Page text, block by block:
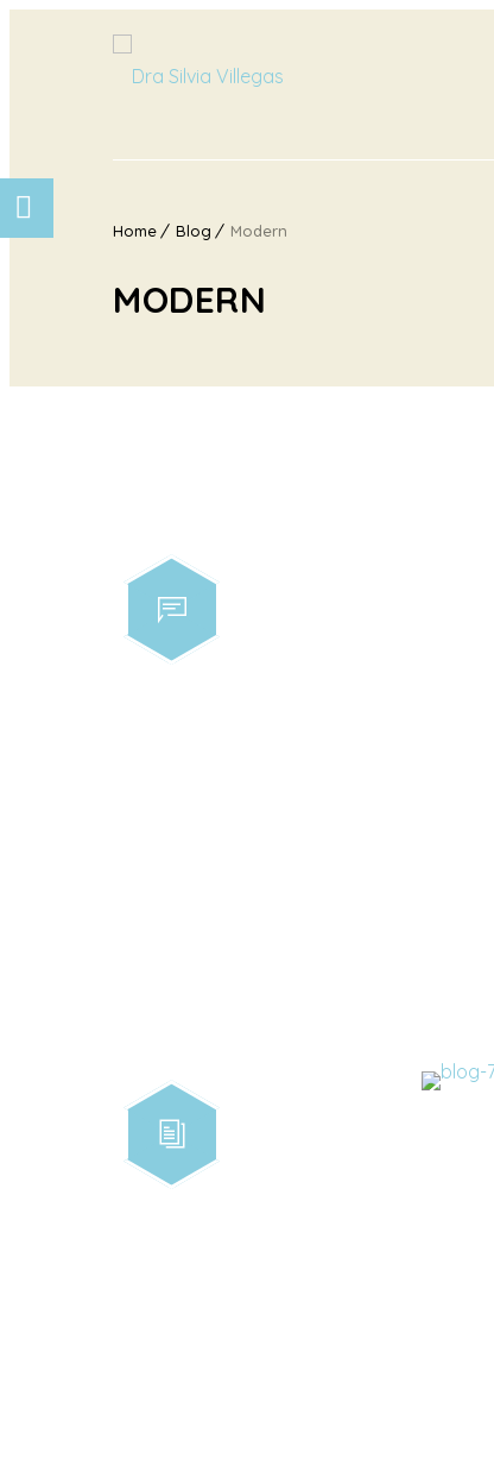
Home Blog Modern
MODERN